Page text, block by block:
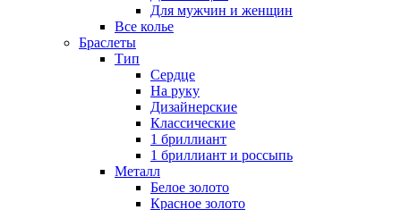
Для мужчин и женщин
Все колье
Браслеты
Тип
Сердце
На руку
Дизайнерские
Классические
1 бриллиант
1 бриллиант и россыпь
Металл
Белое золото
Красное золото